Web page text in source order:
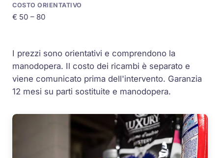
€ 50 – 80
I prezzi sono orientativi e comprendono la
manodopera. Il costo dei ricambi è separato e
viene comunicato prima dell'intervento. Garanzia
12 mesi su parti sostituite e manodopera.